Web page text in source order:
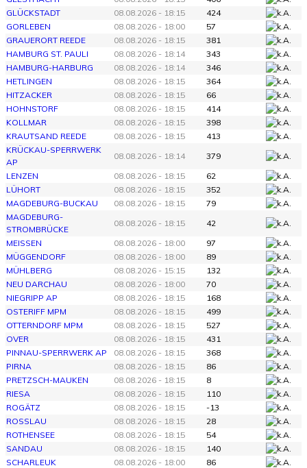
GLÜCKSTADT
08.08.2026 - 18:15
424
GORLEBEN
08.08.2026 - 18:00
57
GRAUERORT REEDE
08.08.2026 - 18:15
381
HAMBURG ST. PAULI
08.08.2026 - 18:14
343
HAMBURG-HARBURG
08.08.2026 - 18:14
346
HETLINGEN
08.08.2026 - 18:15
364
HITZACKER
08.08.2026 - 18:15
66
HOHNSTORF
08.08.2026 - 18:15
414
KOLLMAR
08.08.2026 - 18:15
398
KRAUTSAND REEDE
08.08.2026 - 18:15
413
KRÜCKAU-SPERRWERK
AP
08.08.2026 - 18:14
379
LENZEN
08.08.2026 - 18:15
62
LÜHORT
08.08.2026 - 18:15
352
MAGDEBURG-BUCKAU
08.08.2026 - 18:15
79
MAGDEBURG-
STROMBRÜCKE
08.08.2026 - 18:15
42
MEISSEN
08.08.2026 - 18:00
97
MÜGGENDORF
08.08.2026 - 18:00
89
MÜHLBERG
08.08.2026 - 15:15
132
NEU DARCHAU
08.08.2026 - 18:00
70
NIEGRIPP AP
08.08.2026 - 18:15
168
OSTERIFF MPM
08.08.2026 - 18:15
499
OTTERNDORF MPM
08.08.2026 - 18:15
527
OVER
08.08.2026 - 18:15
431
PINNAU-SPERRWERK AP
08.08.2026 - 18:15
368
PIRNA
08.08.2026 - 18:15
86
PRETZSCH-MAUKEN
08.08.2026 - 18:15
8
RIESA
08.08.2026 - 18:15
110
ROGÄTZ
08.08.2026 - 18:15
-13
ROSSLAU
08.08.2026 - 18:15
28
ROTHENSEE
08.08.2026 - 18:15
54
SANDAU
08.08.2026 - 18:15
140
SCHARLEUK
08.08.2026 - 18:00
86